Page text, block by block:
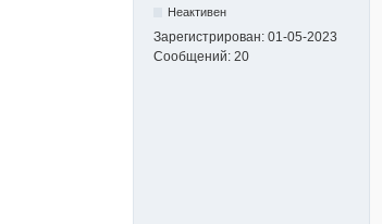
Неактивен
Зарегистрирован: 01-05-2023
Сообщений: 20